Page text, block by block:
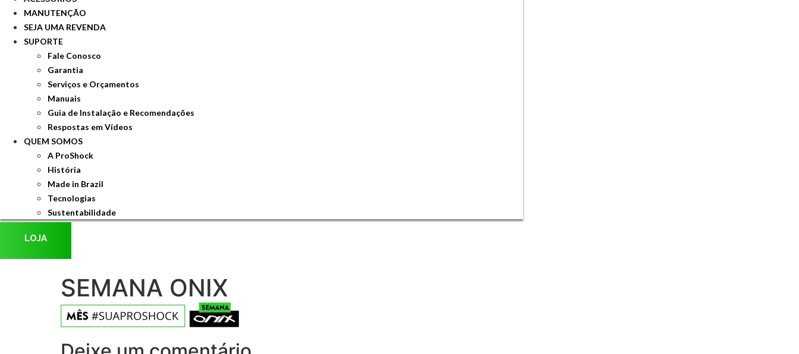
MANUTENÇÃO
SEJA UMA REVENDA
SUPORTE
Fale Conosco
Garantia
Serviços e Orçamentos
Manuais
Guia de Instalação e Recomendações
Respostas em Vídeos
QUEM SOMOS
A ProShock
História
Made in Brazil
Tecnologias
Sustentabilidade
LOJA
SEMANA ONIX